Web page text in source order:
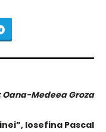
Oana-Medeea Groza
Iosefina Pascal